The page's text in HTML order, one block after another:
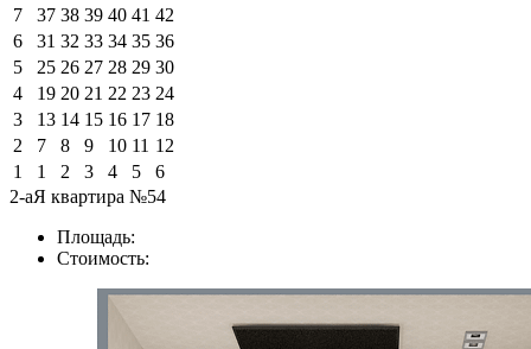
7
37 38 39 40 41 42
6
31 32 33 34 35 36
5
25 26 27 28 29 30
4
19 20 21 22 23 24
3
13 14 15 16 17 18
2
7 8 9 10 11 12
1
1 2 3 4 5
6
2-аЯ квартира №54
Площадь:
Стоимость: